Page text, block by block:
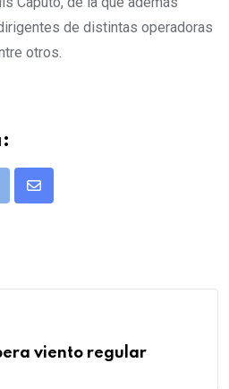
de distintas operadoras
otros.
Share
viento regular